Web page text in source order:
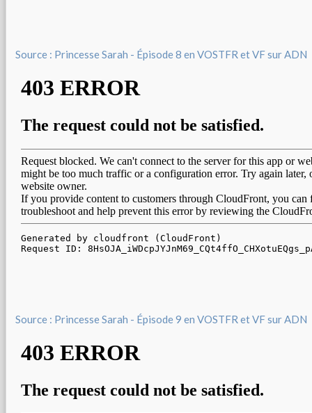
Source : Princesse Sarah - Épisode 8 en VOSTFR et VF sur ADN
Source : Princesse Sarah - Épisode 9 en VOSTFR et VF sur ADN